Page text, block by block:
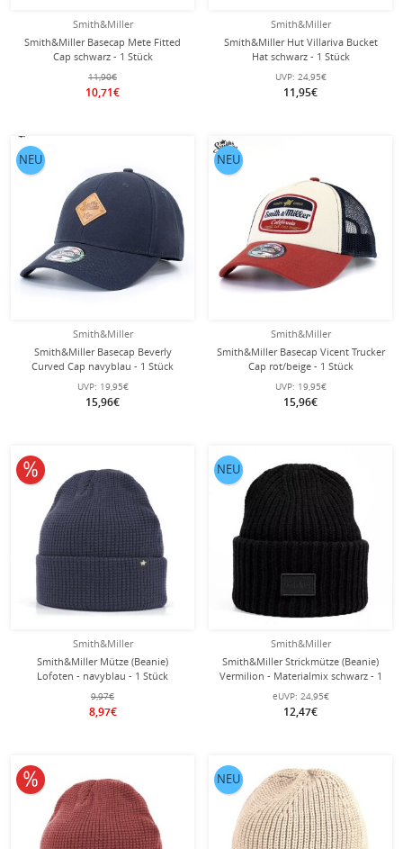
Smith&Miller
Smith&Miller Basecap Mete Fitted
Cap schwarz - 1 Stück
11,90€
10,71€
Smith&Miller
Smith&Miller Hut Villariva Bucket
Hat schwarz - 1 Stück
UVP: 24,95€
11,95€
Smith&Miller
Smith&Miller Basecap Beverly
Curved Cap navyblau - 1 Stück
UVP: 19,95€
15,96€
NEU
Smith&Miller
Smith&Miller Basecap Vicent Trucker
Cap rot/beige - 1 Stück
UVP: 19,95€
15,96€
NEU
Smith&Miller
Smith&Miller Mütze (Beanie)
Lofoten - navyblau - 1 Stück
9,97€
8,97€
10% reduziert
Smith&Miller
Smith&Miller Strickmütze (Beanie)
Vermilion - Materialmix schwarz - 1
Stück
eUVP: 24,95€
12,47€
NEU
10% reduziert NEU